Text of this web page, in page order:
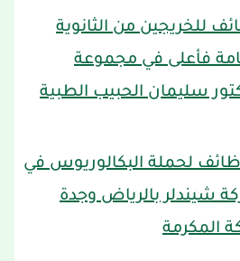
للخريجين من الثانوية
فأعلى في مجموعة
سليمان الحبيب الطبية
لحملة البكالوريوس في
شيندلر بالرياض وجدة
المكرمة